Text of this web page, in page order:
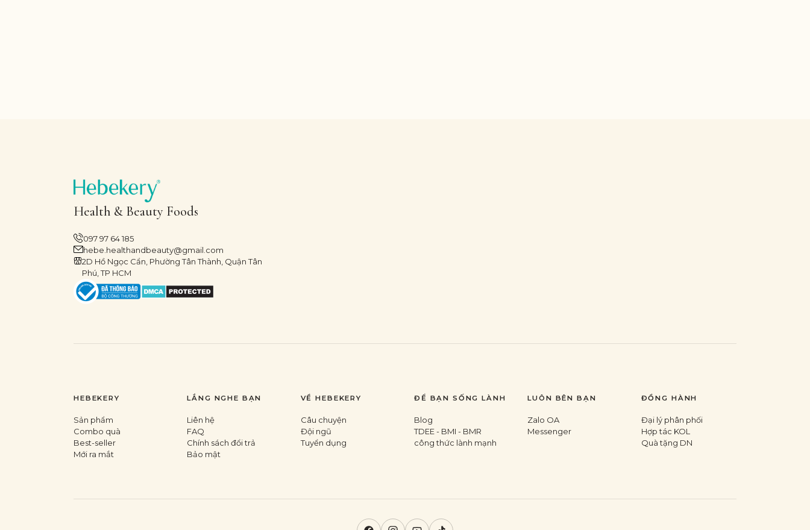
Health & Beauty Foods
097 97 64 185
hebe.healthandbeauty@gmail.com
2D Hồ Ngọc Cẩn, Phường Tân Thành, Quận Tân
Phú, TP HCM
HEBEKERY
Sản phẩm
Combo quà
Best-seller
Mới ra mắt
LẮNG NGHE BẠN
Liên hệ
FAQ
Chính sách đổi trả
Bảo mật
VỀ HEBEKERY
Câu chuyện
Đội ngũ
Tuyển dụng
ĐỂ BẠN SỐNG LÀNH
Blog
TDEE - BMI - BMR
công thức lành mạnh
LUÔN BÊN BẠN
Zalo OA
Messenger
ĐỒNG HÀNH
Đại lý phân phối
Hợp tác KOL
Quà tặng DN